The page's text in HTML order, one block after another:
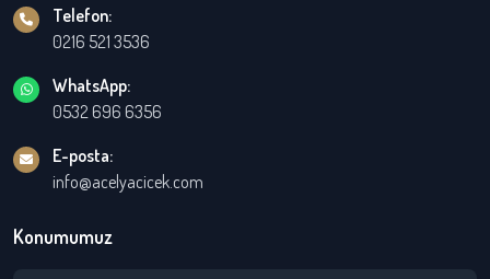
Telefon:
0216 521 3536
WhatsApp:
0532 696 6356
E-posta:
info@acelyacicek.com
Konumumuz